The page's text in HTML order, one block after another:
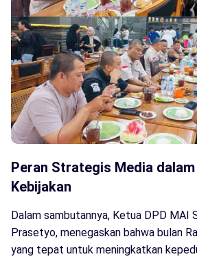
Peran Strategis Media
Kebijakan
Dalam sambutannya, Ketua DPD MAI
Prasetyo, menegaskan bahwa bulan
yang tepat untuk meningkatkan